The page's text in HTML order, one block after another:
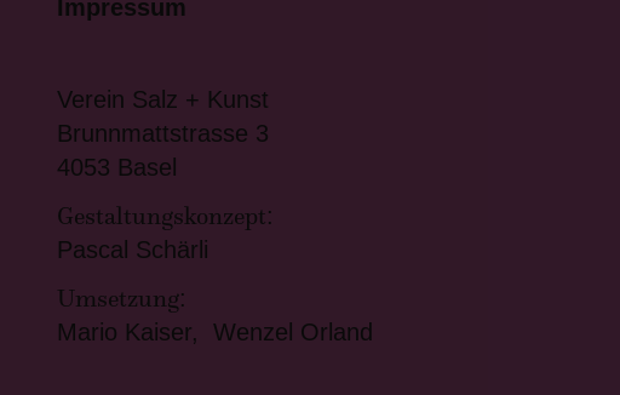
Impressum
Verein Salz + Kunst
Brunnmattstrasse 3
4053 Basel
Gestaltungskonzept:
Pascal Schärli
Umsetzung:
Mario Kaiser, Wenzel Orland